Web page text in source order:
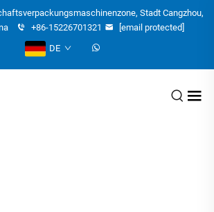
Stadt Cangzhou,
+86-15226701321
[email protected]
DE